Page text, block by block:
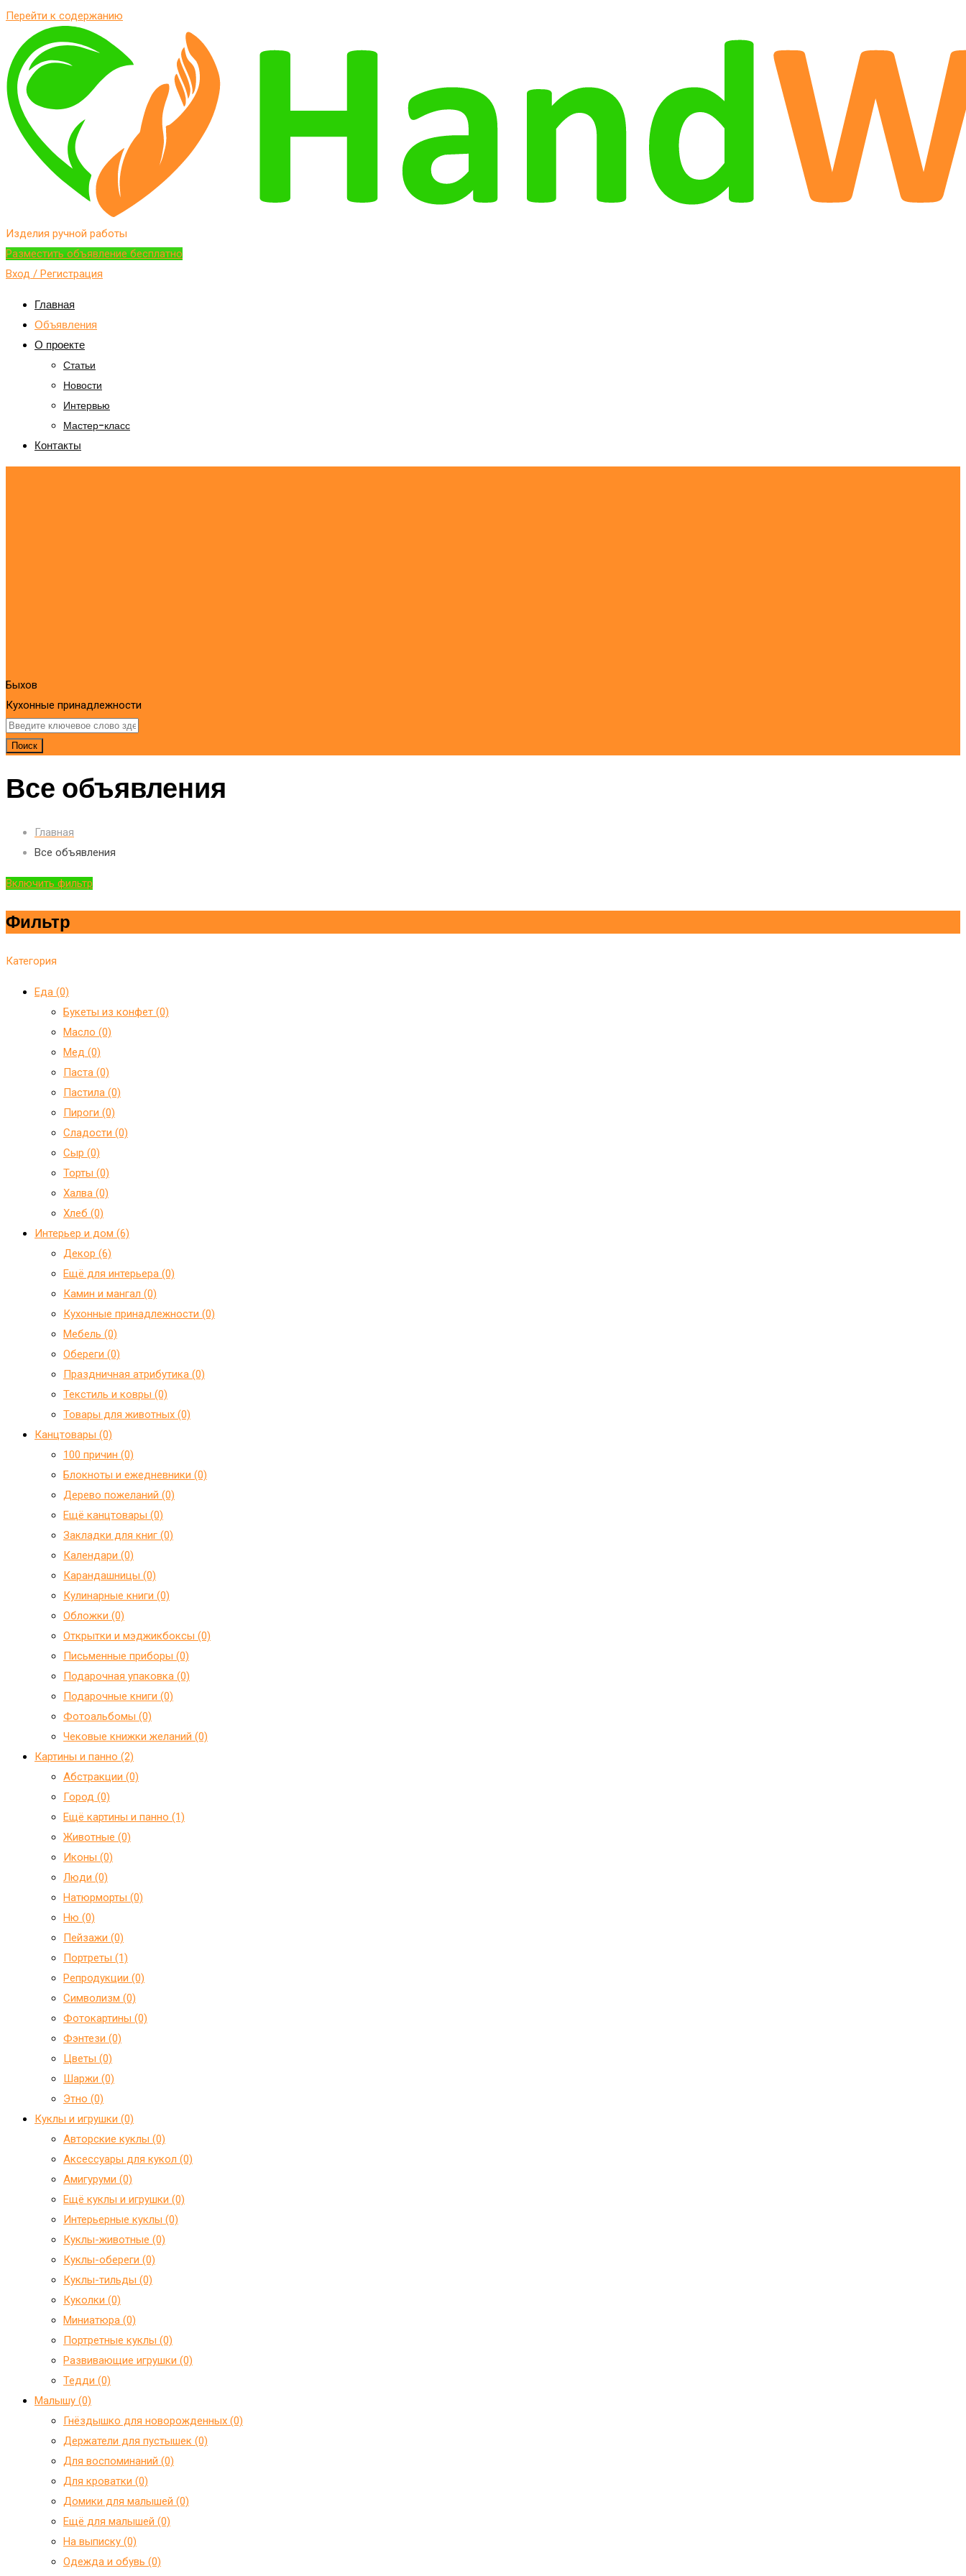
Перейти к содержанию
Изделия ручной работы
Разместить объявление бесплатно
Вход / Регистрация
Главная
Объявления
О проекте
Статьи
Новости
Интервью
Мастер-класс
Контакты
Быхов
Кухонные принадлежности
Поиск
Все объявления
Главная
Все объявления
Включить фильтр
Фильтр
Категория
Еда (0)
Букеты из конфет (0)
Масло (0)
Мед (0)
Паста (0)
Пастила (0)
Пироги (0)
Сладости (0)
Сыр (0)
Торты (0)
Халва (0)
Хлеб (0)
Интерьер и дом (6)
Декор (6)
Ещё для интерьера (0)
Камин и мангал (0)
Кухонные принадлежности (0)
Мебель (0)
Обереги (0)
Праздничная атрибутика (0)
Текстиль и ковры (0)
Товары для животных (0)
Канцтовары (0)
100 причин (0)
Блокноты и ежедневники (0)
Дерево пожеланий (0)
Ещё канцтовары (0)
Закладки для книг (0)
Календари (0)
Карандашницы (0)
Кулинарные книги (0)
Обложки (0)
Открытки и мэджикбоксы (0)
Письменные приборы (0)
Подарочная упаковка (0)
Подарочные книги (0)
Фотоальбомы (0)
Чековые книжки желаний (0)
Картины и панно (2)
Абстракции (0)
Город (0)
Ещё картины и панно (1)
Животные (0)
Иконы (0)
Люди (0)
Натюрморты (0)
Ню (0)
Пейзажи (0)
Портреты (1)
Репродукции (0)
Символизм (0)
Фотокартины (0)
Фэнтези (0)
Цветы (0)
Шаржи (0)
Этно (0)
Куклы и игрушки (0)
Авторские куклы (0)
Аксессуары для кукол (0)
Амигуруми (0)
Ещё куклы и игрушки (0)
Интерьерные куклы (0)
Куклы-животные (0)
Куклы-обереги (0)
Куклы-тильды (0)
Куколки (0)
Миниатюра (0)
Портретные куклы (0)
Развивающие игрушки (0)
Тедди (0)
Малышу (0)
Гнёздышко для новорожденных (0)
Держатели для пустышек (0)
Для воспоминаний (0)
Для кроватки (0)
Домики для малышей (0)
Ещё для малышей (0)
На выписку (0)
Одежда и обувь (0)